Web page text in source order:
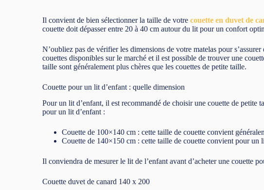
Il convient de bien sélectionner la taille de votrecouette en duvet de
couette doit dépasser entre 20 à 40 cm autour du lit pour un confort
N’oubliez pas de vérifier les dimensions de votre matelas pour
couettes disponibles sur le marché et il est possible de trouver une
taille sont généralement plus chères que les couettes de petite taille.
Couette pour un lit d’enfant : quelle dimension
Pour un lit d’enfant, il est recommandé de choisir une couette de petite
pour un lit d’enfant :
Couette de 100×140 cm : cette taille de couette convient
Couette de 140×150 cm : cette taille de couette convient pour un
Il conviendra de mesurer le lit de l’enfant avant d’acheter une couette
Couette duvet de canard 140 x 200